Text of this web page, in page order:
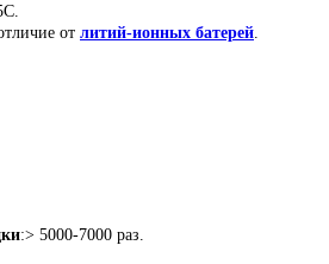
от литий-ионных батерей
:> 5000-7000 раз.